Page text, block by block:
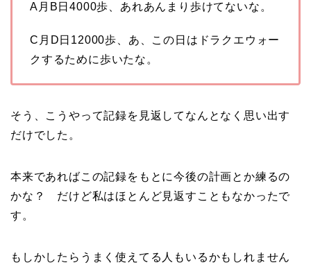
A月B日4000歩、あれあんまり歩けてないな。
C月D日12000歩、あ、この日はドラクエウォー
クするために歩いたな。
そう、こうやって記録を見返してなんとなく思い出す
だけでした。
本来であればこの記録をもとに今後の計画とか練るの
かな？ だけど私はほとんど見返すこともなかったで
す。
もしかしたらうまく使えてる人もいるかもしれません